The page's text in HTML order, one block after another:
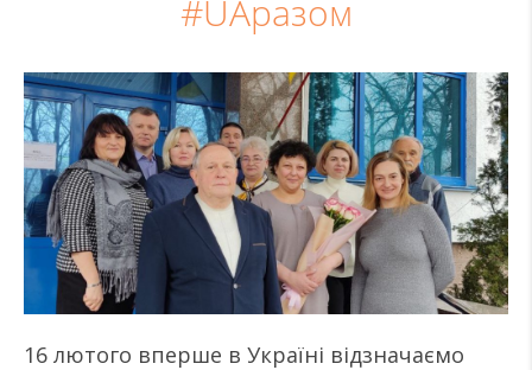
#UAразом
16 лютого вперше в Україні відзначаємо